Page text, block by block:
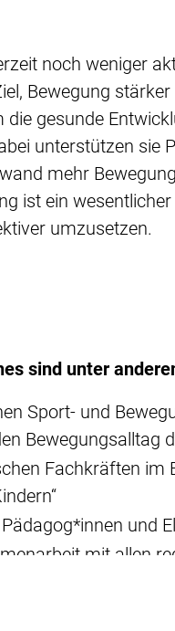
noch weniger
Bewegung
gesunde
unterstützen sie
mehr
ist ein
umzusetzen.
sind unter
Sport- und
Bewegungsalltag
Fachkräften im
und
mit allen